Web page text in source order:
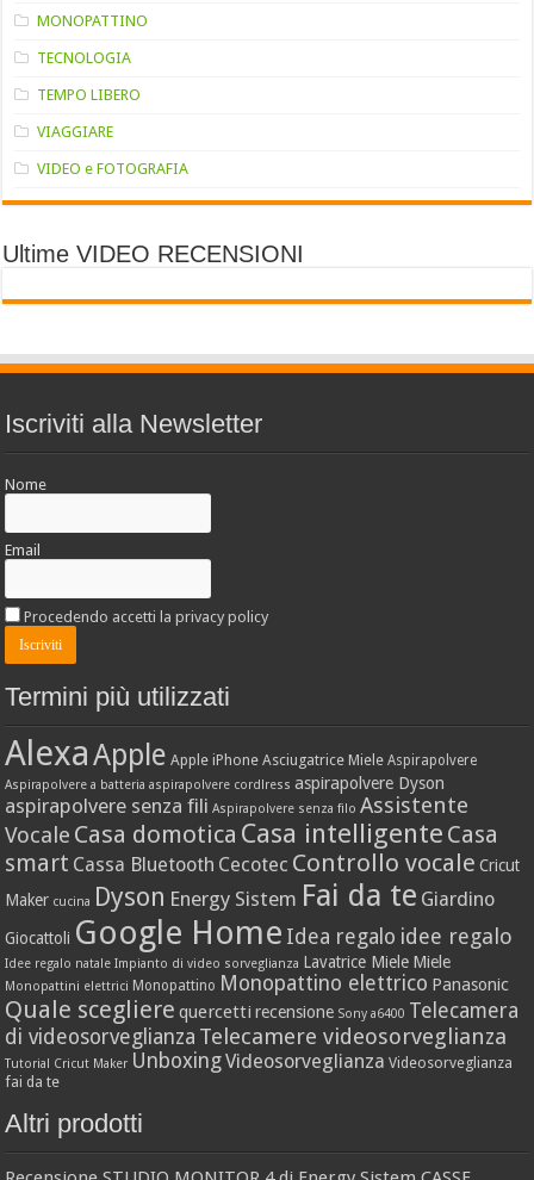
MONOPATTINO
TECNOLOGIA
TEMPO LIBERO
VIAGGIARE
VIDEO e FOTOGRAFIA
Ultime VIDEO RECENSIONI
Iscriviti alla Newsletter
Nome
Email
Procedendo accetti la privacy policy
Termini più utilizzati
AlexaApple Apple iPhone Asciugatrice Miele Aspirapolvere
Aspirapolvere a batteria aspirapolvere cordlress aspirapolvere Dyson
aspirapolvere senza fili Aspirapolvere senza filo Assistente
Vocale Casa domotica Casa intelligente Casa
smart Cassa Bluetooth Cecotec Controllo vocale Cricut
Maker cucina Dyson Energy Sistem Fai da te Giardino
Giocattoli Google Home Idea regalo idee regalo
Idee regalo natale Impianto di video sorveglianza Lavatrice Miele Miele
Monopattini elettrici Monopattino Monopattino elettrico Panasonic
Quale scegliere quercetti recensione Sony a6400 Telecamera
di videosorveglianza Telecamere videosorveglianza
Tutorial Cricut Maker UnboxingVideosorveglianza Videosorveglianza
fai da te
Altri prodotti